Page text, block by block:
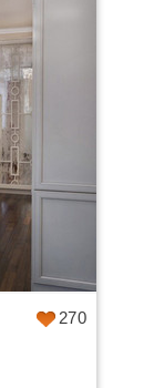
270